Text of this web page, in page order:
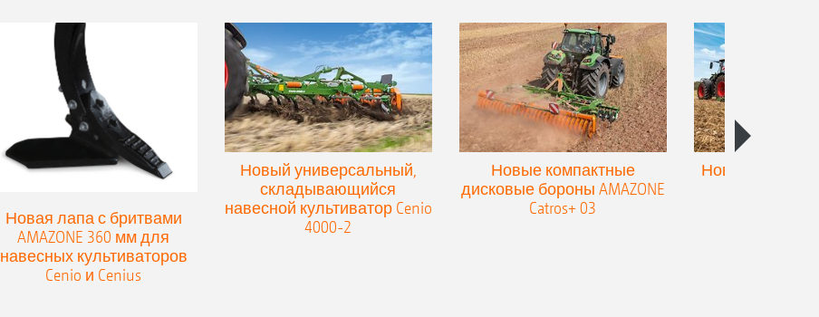
Новая лапа с бритвами
AMAZONE 360 мм для
навесных культиваторов
Cenio и Cenius
Новый универсальный,
складывающийся
навесной культиватор Cenio
4000-2
Новые компактные
дисковые бороны AMAZONE
Catros+ 03
Новый